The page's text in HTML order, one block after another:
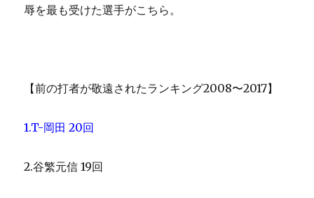
辱を最も受けた選手がこちら。
【前の打者が敬遠されたランキング2008〜2017】
1.T-岡田 20回
2.谷繁元信 19回